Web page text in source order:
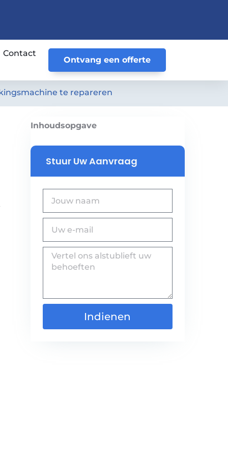
Contact
Ontvang een offerte
te repareren
Inhoudsopgave
Stuur Uw Aanvraag
Indienen